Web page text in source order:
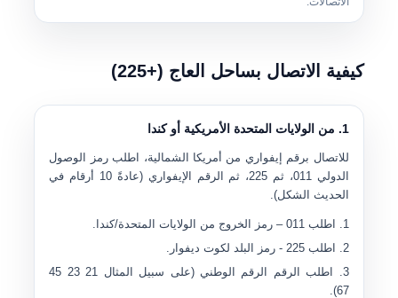
كيفية الاتصال بساحل العاج (+225)
1. من الولايات المتحدة الأمريكية أو كندا
للاتصال برقم إيفواري من أمريكا الشمالية، اطلب رمز الوصول
الدولي 011، ثم 225
، ثم الرقم الإيفواري (عادةً 10 أرقام في
الحديث الشكل).
اطلب 011 – رمز الخروج من الولايات المتحدة/كندا.
اطلب225 - رمز البلد لكوت ديفوار.
اطلب الرقم الرقم الوطني (على سبيل المثال
21 23 45
67
).